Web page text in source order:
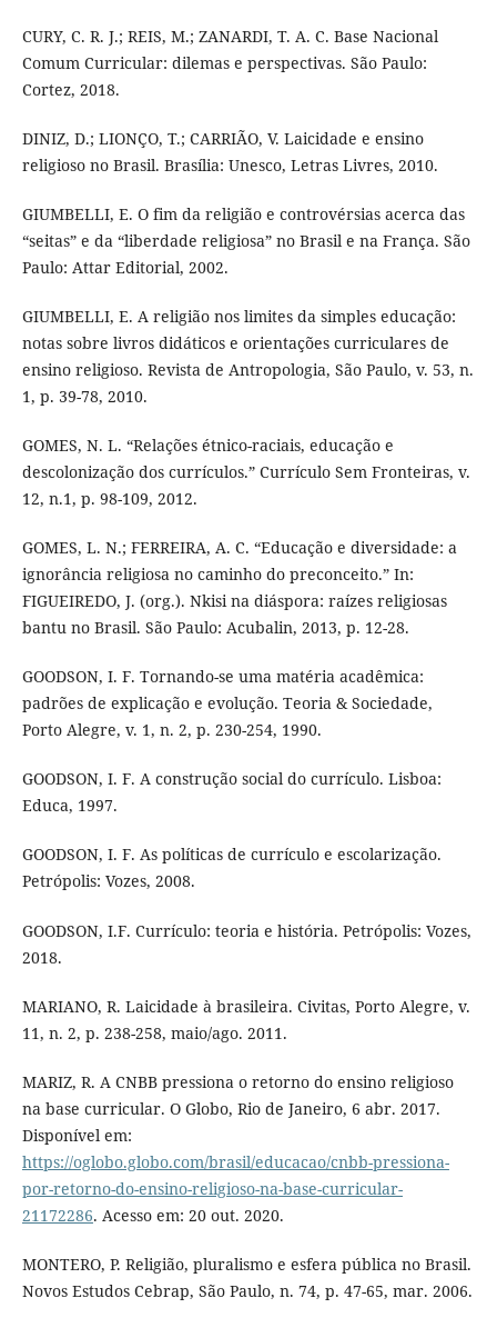
CURY, C. R. J.; REIS, M.; ZANARDI, T. A. C. Base Nacional
Comum Curricular: dilemas e perspectivas. São Paulo:
Cortez, 2018.
DINIZ, D.; LIONÇO, T.; CARRIÃO, V. Laicidade e ensino
religioso no Brasil. Brasília: Unesco, Letras Livres, 2010.
GIUMBELLI, E. O fim da religião e controvérsias acerca das
“seitas” e da “liberdade religiosa” no Brasil e na França. São
Paulo: Attar Editorial, 2002.
GIUMBELLI, E. A religião nos limites da simples educação:
notas sobre livros didáticos e orientações curriculares de
ensino religioso. Revista de Antropologia, São Paulo, v. 53, n.
1, p. 39-78, 2010.
GOMES, N. L. “Relações étnico-raciais, educação e
descolonização dos currículos.” Currículo Sem Fronteiras, v.
12, n.1, p. 98-109, 2012.
GOMES, L. N.; FERREIRA, A. C. “Educação e diversidade: a
ignorância religiosa no caminho do preconceito.” In:
FIGUEIREDO, J. (org.). Nkisi na diáspora: raízes religiosas
bantu no Brasil. São Paulo: Acubalin, 2013, p. 12-28.
GOODSON, I. F. Tornando-se uma matéria acadêmica:
padrões de explicação e evolução. Teoria & Sociedade,
Porto Alegre, v. 1, n. 2, p. 230-254, 1990.
GOODSON, I. F. A construção social do currículo. Lisboa:
Educa, 1997.
GOODSON, I. F. As políticas de currículo e escolarização.
Petrópolis: Vozes, 2008.
GOODSON, I.F. Currículo: teoria e história. Petrópolis: Vozes,
2018.
MARIANO, R. Laicidade à brasileira. Civitas, Porto Alegre, v.
11, n. 2, p. 238-258, maio/ago. 2011.
MARIZ, R. A CNBB pressiona o retorno do ensino religioso
na base curricular. O Globo, Rio de Janeiro, 6 abr. 2017.
Disponível em:
https://oglobo.globo.com/brasil/educacao/cnbb-pressiona-
por-retorno-do-ensino-religioso-na-base-curricular-
21172286. Acesso em: 20 out. 2020.
MONTERO, P. Religião, pluralismo e esfera pública no Brasil.
Novos Estudos Cebrap, São Paulo, n. 74, p. 47-65, mar. 2006.